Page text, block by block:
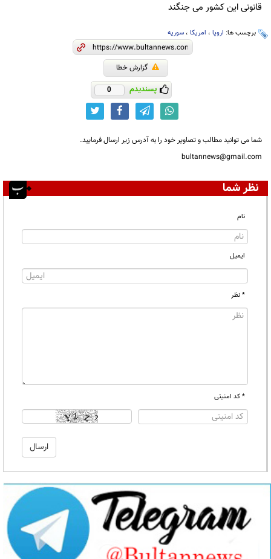
قانونی این کشور می جنگند
برچسب ها: اروپا ، امریکا ، سوریه
گزارش خطا
پسندیدم 0
شما می توانید مطالب و تصاویر خود را به آدرس زیر ارسال فرمایید.
bultannews@gmail.com
نظر شما
نام
ایمیل
* نظر
* کد امنیتی